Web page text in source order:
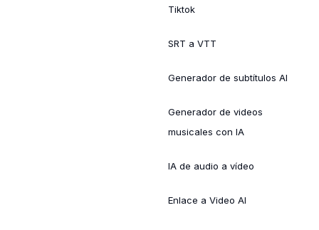
Tiktok
SRT a VTT
Generador de subtítulos AI
Generador de videos
musicales con IA
IA de audio a vídeo
Enlace a Video AI